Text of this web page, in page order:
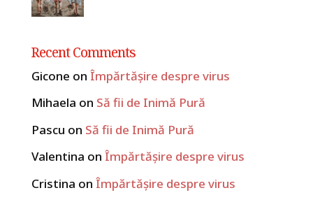
Recent Comments
Gicone on Împărtășire despre virus
Mihaela on Să fii de Inimă Pură
Pascu on Să fii de Inimă Pură
Valentina on Împărtășire despre virus
Cristina on Împărtășire despre virus